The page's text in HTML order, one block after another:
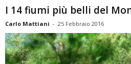
I 14 fiumi più belli del
Carlo Mattiani - 25 Febbraio 2016